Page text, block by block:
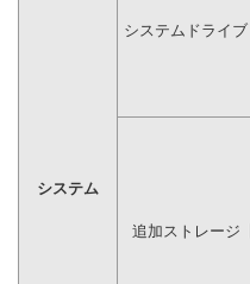
システム
システムドライブ
追加ストレージ